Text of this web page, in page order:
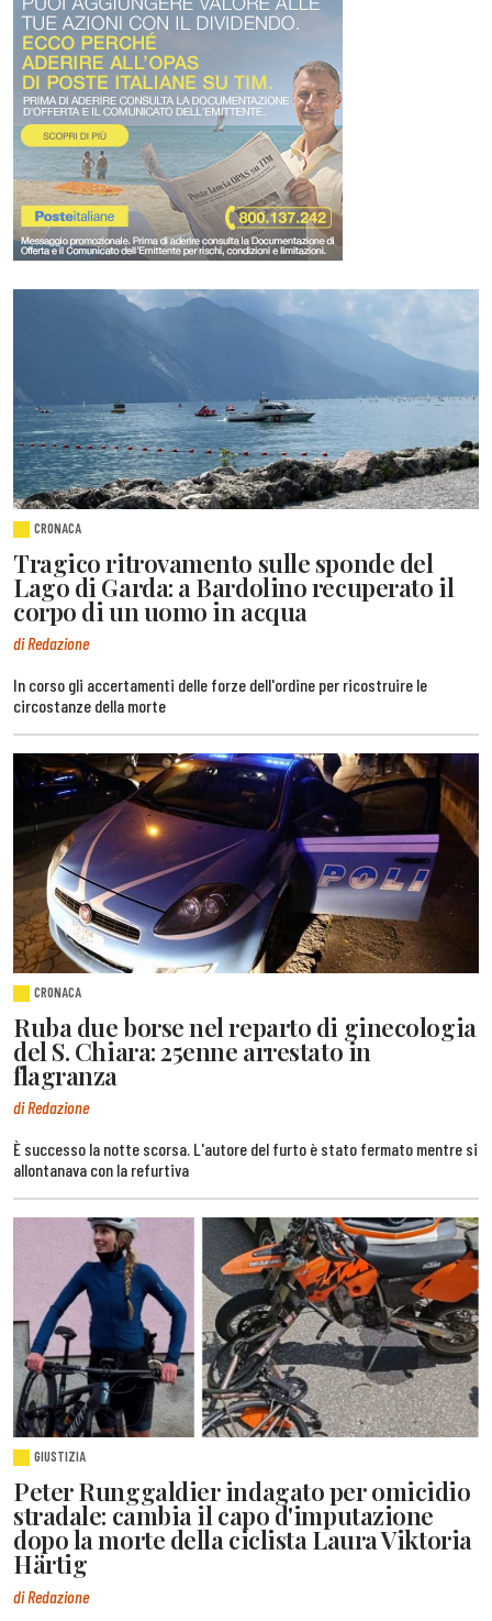
CRONACA
Tragico ritrovamento sulle sponde del
Lago di Garda: a Bardolino recuperato il
corpo di un uomo in acqua
di Redazione
In corso gli accertamenti delle forze dell'ordine per ricostruire le
circostanze della morte
CRONACA
Ruba due borse nel reparto di ginecologia
del S. Chiara: 25enne arrestato in
flagranza
di Redazione
È successo la notte scorsa. L'autore del furto è stato fermato mentre si
allontanava con la refurtiva
GIUSTIZIA
Peter Runggaldier indagato per omicidio
stradale: cambia il capo d'imputazione
dopo la morte della ciclista Laura Viktoria
Härtig
di Redazione